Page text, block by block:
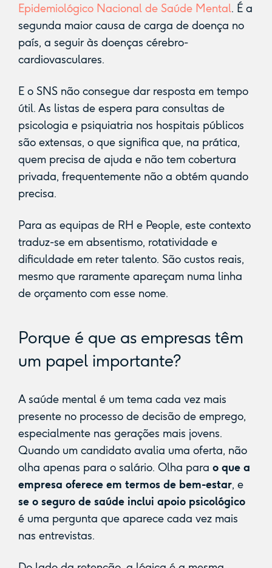
Epidemiológico Nacional de Saúde Mental. É a
segunda maior causa de carga de doença no
país, a seguir às doenças cérebro-
cardiovasculares.
E o SNS não consegue dar resposta em tempo
útil. As listas de espera para consultas de
psicologia e psiquiatria nos hospitais públicos
são extensas, o que significa que, na prática,
quem precisa de ajuda e não tem cobertura
privada, frequentemente não a obtém quando
precisa.
Para as equipas de RH e People, este contexto
traduz-se em absentismo, rotatividade e
dificuldade em reter talento. São custos reais,
mesmo que raramente apareçam numa linha
de orçamento com esse nome.
Porque é que as empresas têm
um papel importante?
A saúde mental é um tema cada vez mais
presente no processo de decisão de emprego,
especialmente nas gerações mais jovens.
Quando um candidato avalia uma oferta, não
olha apenas para o salário. Olha para o que a
empresa oferece em termos de bem-estar, e
se o seguro de saúde inclui apoio psicológico
é uma pergunta que aparece cada vez mais
nas entrevistas.